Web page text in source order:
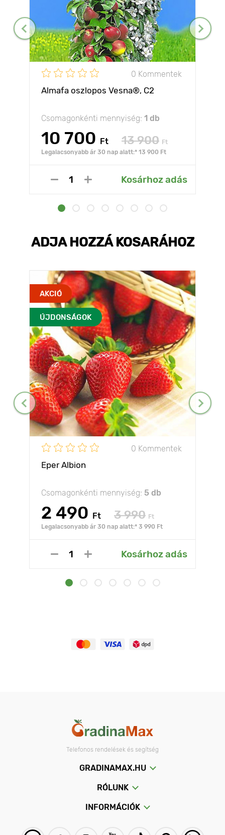
0 Kommentek
Almafa oszlopos Vesna®, C2
Csomagonkénti mennyiség: 1 db
10 700 Ft 13 900 Ft
Legalacsonyabb ár 30 nap alatt:* 13 900 Ft
Kosárhoz adás
ADJA HOZZÁ KOSARÁHOZ
AKCIÓ
ÚJDONSÁGOK
0 Kommentek
Eper Albion
Csomagonkénti mennyiség: 5 db
2 490 Ft 3 990 Ft
Legalacsonyabb ár 30 nap alatt:* 3 990 Ft
Kosárhoz adás
Telefonos rendelések és segítség
GRADINAMAX.HU
RÓLUNK
INFORMÁCIÓK